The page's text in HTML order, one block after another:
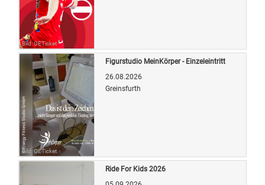
Bild: OETicket
Bild: OETicket
Figurstudio MeinKörper - Einzeleintritt
26.08.2026
Greinsfurth
Ride For Kids 2026